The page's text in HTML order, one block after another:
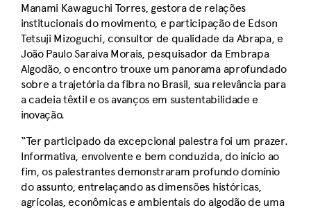
Manami Kawaguchi Torres, gestora de relações
institucionais do movimento, e participação de Edson
Tetsuji Mizoguchi, consultor de qualidade da Abrapa, e
João Paulo Saraiva Morais, pesquisador da Embrapa
Algodão, o encontro trouxe um panorama aprofundado
sobre a trajetória da fibra no Brasil, sua relevância para
a cadeia têxtil e os avanços em sustentabilidade e
inovação.
“Ter participado da excepcional palestra foi um prazer.
Informativa, envolvente e bem conduzida, do início ao
fim, os palestrantes demonstraram profundo domínio
do assunto, entrelaçando as dimensões históricas,
agrícolas, econômicas e ambientais do algodão de uma